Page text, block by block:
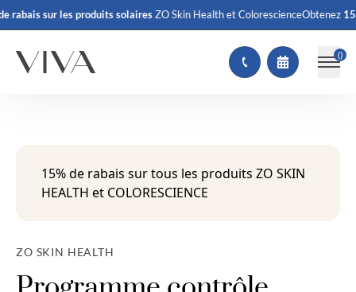
rabaissur les produits solairesZO Skin Health et ColorescienceObtenez
()
15% de rabais sur tous les produits ZO SKIN
HEALTH et COLORESCIENCE
ZO SKIN HEALTH